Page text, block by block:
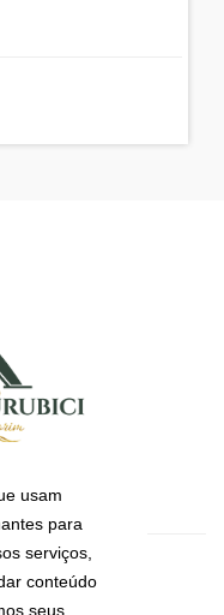
usam
para
serviços,
conteúdo
seus